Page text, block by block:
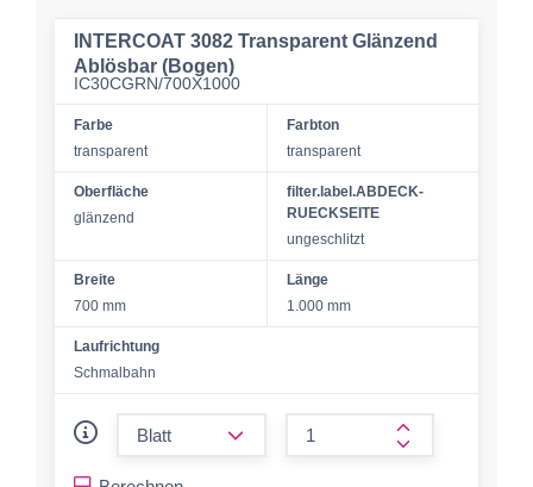
INTERCOAT 3082 Transparent Glänzend
Ablösbar (Bogen)
IC30CGRN/700X1000
Farbe
transparent
Farbton
transparent
Oberfläche
glänzend
filter.label.ABDECK-
RUECKSEITE
ungeschlitzt
Breite
700 mm
Länge
1.000 mm
Laufrichtung
Schmalbahn
form.increase-